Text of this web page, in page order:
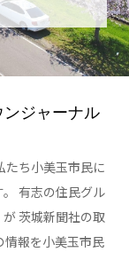
ンジャーナル
たち小美玉市民に
有志の住民グル
茨城新聞社の取
情報を小美玉市民